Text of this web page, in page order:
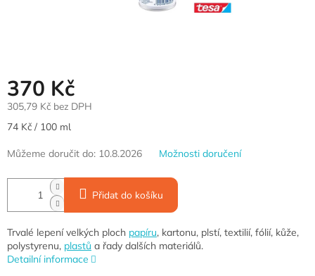
370 Kč
305,79 Kč bez DPH
Měrná
74 Kč / 100 ml
Můžeme doručit do: 10.8.2026 Možnosti doručení
Přidat do košíku
Trvalé lepení velkých ploch papíru, kartonu, plstí, textilií, fólií, kůže,
polystyrenu, plastů a řady dalších materiálů.
Detailní informace